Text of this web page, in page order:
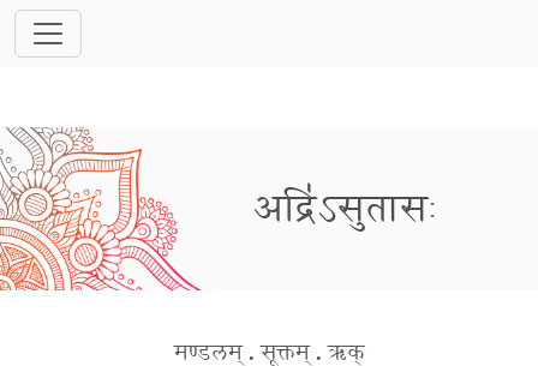
अद्रि॑ऽसुतासः
मण्डलम् . सूक्तम् . ऋक्